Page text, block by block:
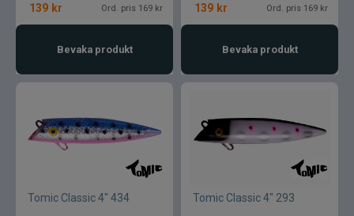
139 kr Ord. pris 169 kr
Bevaka produkt
139 kr Ord. pris 169 kr
Bevaka produkt
Tomic Classic 4" 434 Tomic Classic 4" 293